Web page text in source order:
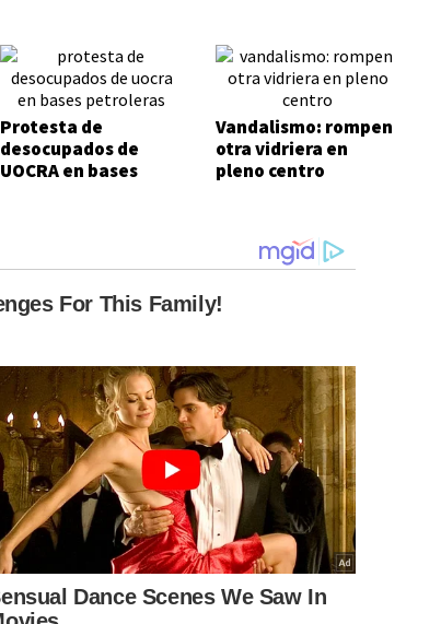
Protesta de
desocupados de
UOCRA en bases
Vandalismo: rompen
otra vidriera en
pleno centro